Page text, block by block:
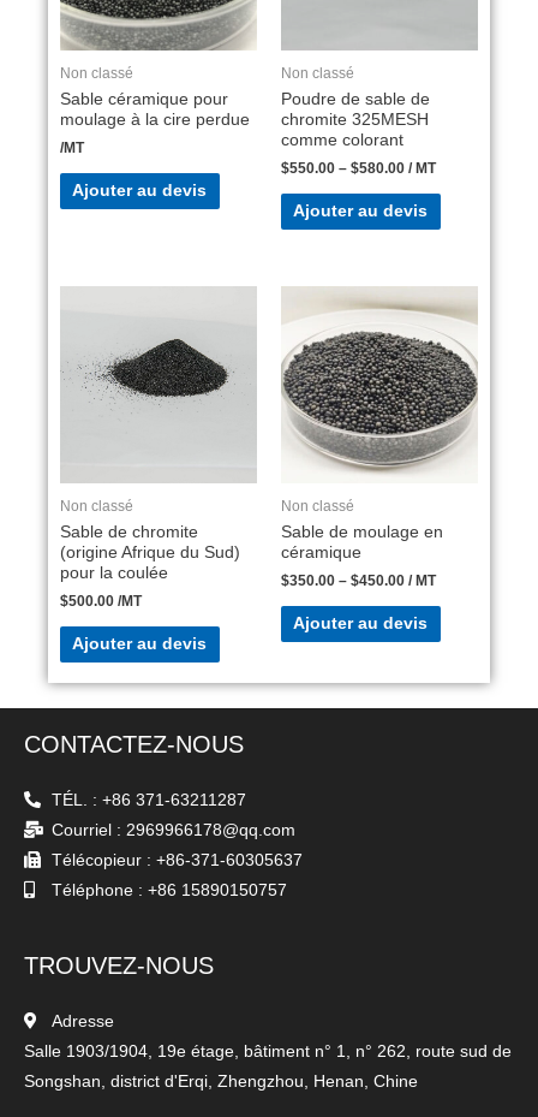
Non classé
Sable céramique pour
moulage à la cire perdue
/MT
Ajouter au devis
Non classé
Poudre de sable de
chromite 325MESH
comme colorant
$550.00 – $580.00 / MT
Ajouter au devis
Non classé
Sable de chromite
(origine Afrique du Sud)
pour la coulée
$500.00 /MT
Ajouter au devis
Non classé
Sable de moulage en
céramique
$350.00 – $450.00 / MT
Ajouter au devis
CONTACTEZ-NOUS
TÉL. : +86 371-63211287
Courriel : 2969966178@qq.com
Télécopieur : +86-371-60305637
Téléphone : +86 15890150757
TROUVEZ-NOUS
Adresse
Salle 1903/1904, 19e étage, bâtiment n° 1, n° 262, route sud de
Songshan, district d'Erqi, Zhengzhou, Henan, Chine